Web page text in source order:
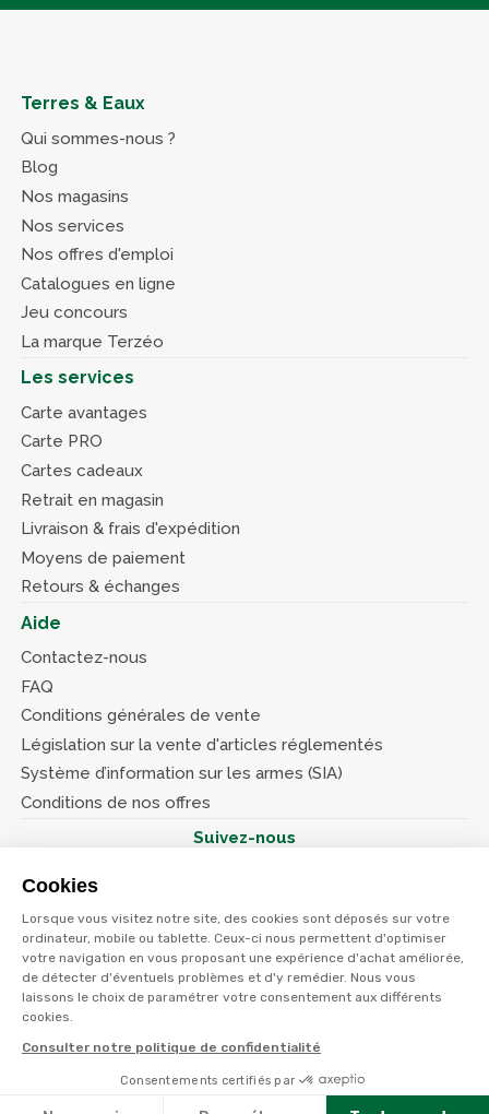
Cookies
Lorsque vous visitez notre site, des cookies sont déposés sur votre
ordinateur, mobile ou tablette. Ceux-ci nous permettent d'optimiser
votre navigation en vous proposant une expérience d'achat améliorée,
de détecter d'éventuels problèmes et d'y remédier. Nous vous
laissons le choix de paramétrer votre consentement aux différents
cookies.
Consulter notre politique de confidentialité
Consentements certifiés par
Terres & Eaux
Qui sommes-nous ?
Blog
Nos magasins
Nos services
Nos offres d'emploi
Catalogues en ligne
Jeu concours
La marque Terzéo
Les services
Carte avantages
Carte PRO
Cartes cadeaux
Retrait en magasin
Livraison & frais d'expédition
Moyens de paiement
Retours & échanges
Aide
Contactez-nous
FAQ
Conditions générales de vente
Législation sur la vente d'articles réglementés
Système d’information sur les armes (SIA)
Conditions de nos offres
Suivez-nous
© Terres et eaux 2026
Politique de confidentialité
Mentions légales
CGV